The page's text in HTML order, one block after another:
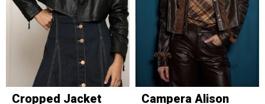
Cropped Jacket
Campera Alison